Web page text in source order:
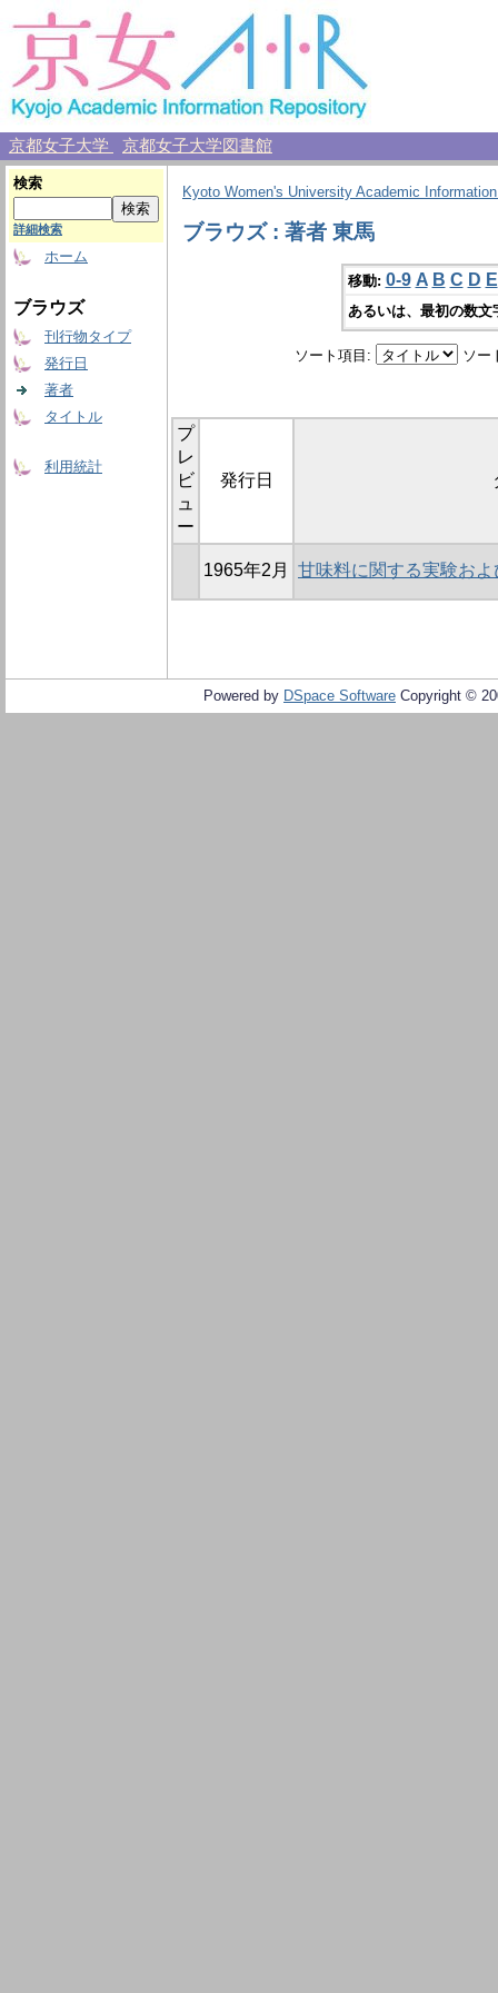
京都女子大学 京都女子大学図書館
検索
詳細検索
ホーム
ブラウズ
刊行物タイプ
発行日
著者
タイトル
利用統計
Kyoto Women's University Academic
ブラウズ : 著者 東馬
移動: 0-9 A B C D E
あるいは、最初の数
ソート項目: ソー
プ
レ
ビ
ュ
ー
発行日
1965年2月 甘味料に関する実験お
Powered by DSpace Software Copyright ©